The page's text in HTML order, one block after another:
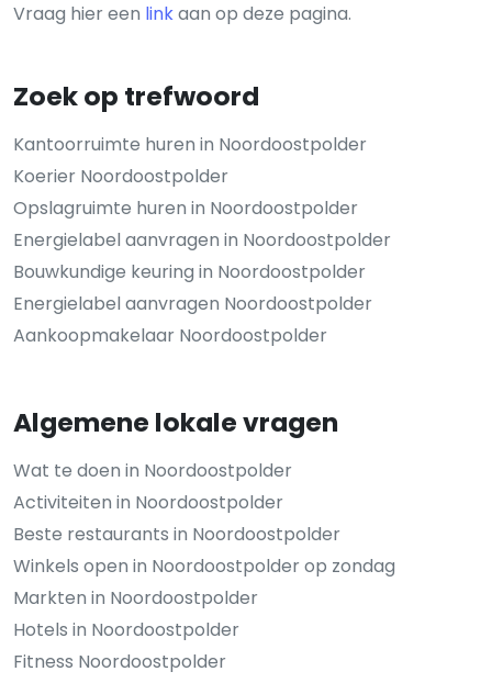
Vraag hier een linkaan op deze pagina.
Zoek op trefwoord
Kantoorruimte huren in Noordoostpolder
Koerier Noordoostpolder
Opslagruimte huren in Noordoostpolder
Energielabel aanvragen in Noordoostpolder
Bouwkundige keuring in Noordoostpolder
Energielabel aanvragen Noordoostpolder
Aankoopmakelaar Noordoostpolder
Algemene lokale vragen
Wat te doen in Noordoostpolder
Activiteiten in Noordoostpolder
Beste restaurants in Noordoostpolder
Winkels open in Noordoostpolder op zondag
Markten in Noordoostpolder
Hotels in Noordoostpolder
Fitness Noordoostpolder